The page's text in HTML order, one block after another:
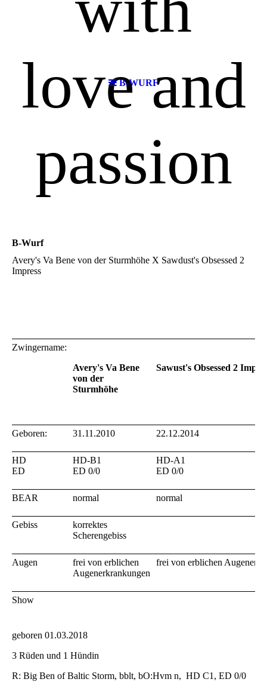
B-WURF
love and
passion
B-Wurf
Avery's Va Bene von der Sturmhöhe X Sawdust's Obsessed 2
Impress
Zwingername:
Avery's Va Bene
von der
Sturmhöhe
Sawust's Obsessed 2
Geboren: 31.11.2010 22.12.2014
HD
ED
HD-B1
ED 0/0
HD-A1
ED 0/0
BEAR normal normal
Gebiss
korrektes
Scherengebiss
Augen
frei von erblichen
Augenerkrankungen
frei von erblichen
Show
geboren 01.03.2018
3 Rüden und 1 Hündin
R: Big Ben of Baltic Storm, bblt, bO:Hvm n, HD C1, ED 0/0